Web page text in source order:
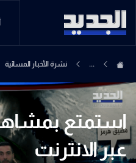
... نشرة الأخبار المسائية
استمتع
عبر الانترنت